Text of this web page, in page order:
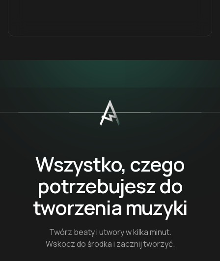
Wszystko, czego
potrzebujesz do
tworzenia muzyki
Twórz beaty i utwory w kilka minut.
Wskocz do środka i zacznij tworzyć.